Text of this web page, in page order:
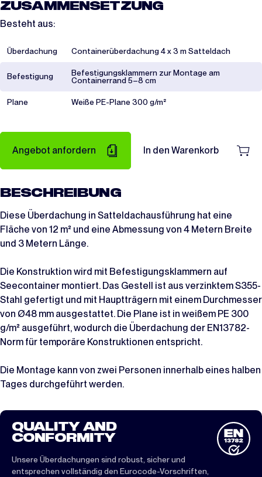
ZUSAMMENSETZUNG
Besteht aus:
Überdachung Containerüberdachung 4 x 3 m Satteldach
Befestigung
Befestigungsklammern zur Montage am
Containerrand 5–8 cm
Plane Weiße PE-Plane 300 g/m²
Angebot anfordern In den Warenkorb
BESCHREIBUNG
Diese Überdachung in Satteldachausführung hat eine
Fläche von 12 m² und eine Abmessung von 4 Metern Breite
und 3 Metern Länge.
Die Konstruktion wird mit Befestigungsklammern auf
Seecontainer montiert. Das Gestell ist aus verzinktem S355-
Stahl gefertigt und mit Hauptträgern mit einem Durchmesser
von Ø48 mm ausgestattet. Die Plane ist in weißem PE 300
g/m² ausgeführt, wodurch die Überdachung der EN13782-
Norm für temporäre Konstruktionen entspricht.
Die Montage kann von zwei Personen innerhalb eines halben
Tages durchgeführt werden.
QUALITY AND
CONFORMITY
Unsere Überdachungen sind robust, sicher und
entsprechen vollständig den Eurocode-Vorschriften,